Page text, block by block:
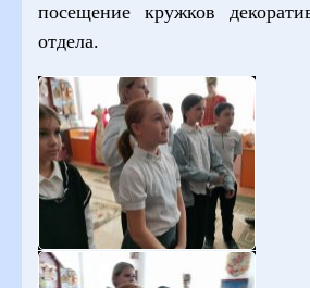
посещение кружков
отдела.